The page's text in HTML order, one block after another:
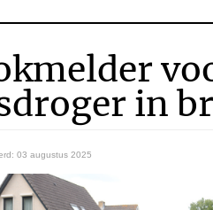
in
03 augustus 2025